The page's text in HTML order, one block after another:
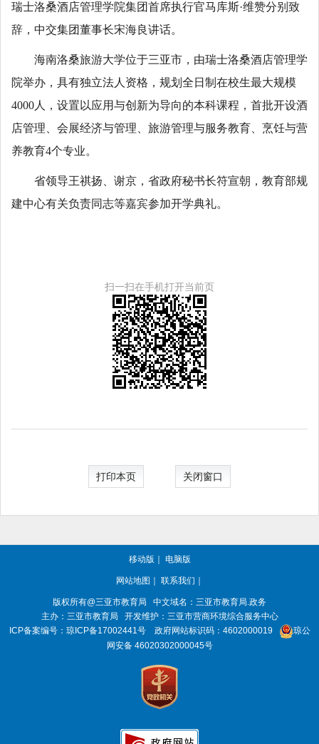
瑞士洛桑酒店管理学院集团首席执行官马库斯·维赞分别致
辞，中交集团董事长宋海良讲话。
海南洛桑旅游大学位于三亚市，由瑞士洛桑酒店管理学
院举办，具有独立法人资格，规划全日制在校生最大规模
4000人，设置以应用与创新为导向的本科课程，首批开设酒
店管理、会展经济与管理、旅游管理与服务教育、烹饪与营
养教育4个专业。
省领导王祺扬、谢京，省政府秘书长符宣朝，教育部规
建中心有关负责同志等嘉宾参加开学典礼。
扫一扫在手机打开当前页
打印本页 关闭窗口
移动版 电脑版
网站地图 联系我们
版权所有@三亚市教育局
中文域名：三亚市教育局.政务
主办：三亚市教育局
开发维护：三亚市营商环境综合服务中心
ICP备案编号： 琼ICP备17002441号 政府网站标识码： 4602000019
琼公
网安备 46020302000045号